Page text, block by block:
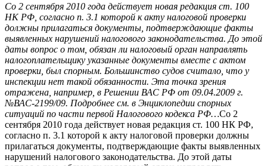
Со 2 сентября 2010 года действует новая редакция ст. 100
НК РФ, согласно п. 3.1 которой к акту налоговой проверки
должны прилагаться документы, подтверждающие факты
выявленных нарушений налогового законодательства. До этой
даты вопрос о том, обязан ли налоговый орган направлять
налогоплательщику указанные документы вместе с актом
проверки, был спорным. Большинство судов считало, что у
инспекции нет такой обязанности. Эта точка зрения
отражена, например, в Решении ВАС РФ от 09.04.2009 г.
№ВАС-2199/09. Подробнее см. в Энциклопедии спорных
ситуаций по части первой Налогового кодекса РФ…Со 2
сентября 2010 года действует новая редакция ст. 100 НК РФ,
согласно п. 3.1 которой к акту налоговой проверки должны
прилагаться документы, подтверждающие факты выявленных
нарушений налогового законодательства. До этой даты